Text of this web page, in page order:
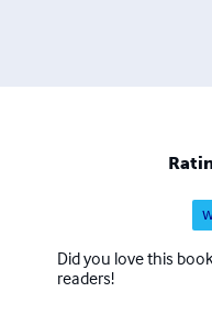
Did you love this
readers!